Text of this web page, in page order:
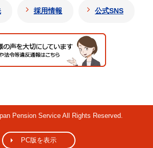
採用情報 公式SNS
Pension Service All Rights Reserved.
PC版を表示